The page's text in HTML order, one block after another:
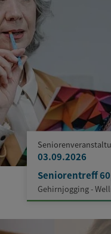
03.09.2026
Seniorentreff
Gehirnjogging -